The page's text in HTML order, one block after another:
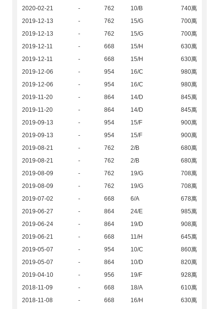
2020-02-21
- 762 10/B
740萬
2019-12-13
- 762 15/G
700萬
2019-12-13
- 762 15/G
700萬
2019-12-11
- 668 15/H
630萬
2019-12-11
- 668 15/H
630萬
2019-12-06
- 954 16/C
980萬
2019-12-06
- 954 16/C
980萬
2019-11-20
- 864 14/D
845萬
2019-11-20
- 864 14/D
845萬
2019-09-13
- 954 15/F
900萬
2019-09-13
- 954 15/F
900萬
2019-08-21
- 762 2/B
680萬
2019-08-21
- 762 2/B
680萬
2019-08-09
- 762 19/G
708萬
2019-08-09
- 762 19/G
708萬
2019-07-02
- 668 6/A
678萬
2019-06-27
- 864 24/E
985萬
2019-06-24
- 864 19/D
908萬
2019-06-21
- 668 11/H
645萬
2019-05-07
- 954 10/C
860萬
2019-05-07
- 864 10/D
820萬
2019-04-10
- 956 19/F
928萬
2018-11-09
- 668 18/A
610萬
2018-11-08
- 668 16/H
630萬